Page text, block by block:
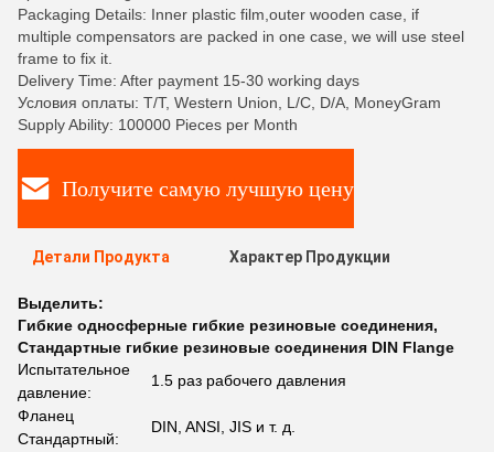
Packaging Details: Inner plastic film,outer wooden case, if
multiple compensators are packed in one case, we will use steel
frame to fix it.
Delivery Time: After payment 15-30 working days
Условия оплаты: T/T, Western Union, L/C, D/A, MoneyGram
Supply Ability: 100000 Pieces per Month
Получите самую лучшую цену
Детали Продукта Характер Продукции
Выделить:
Гибкие односферные гибкие резиновые соединения,
Стандартные гибкие резиновые соединения DIN Flange
Испытательное
давление:
1.5 раз рабочего давления
Фланец
Стандартный:
DIN, ANSI, JIS и т. д.